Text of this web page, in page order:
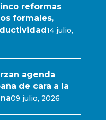
reformas
formales,
14 julio,
agenda
de cara a la
09 julio, 2026